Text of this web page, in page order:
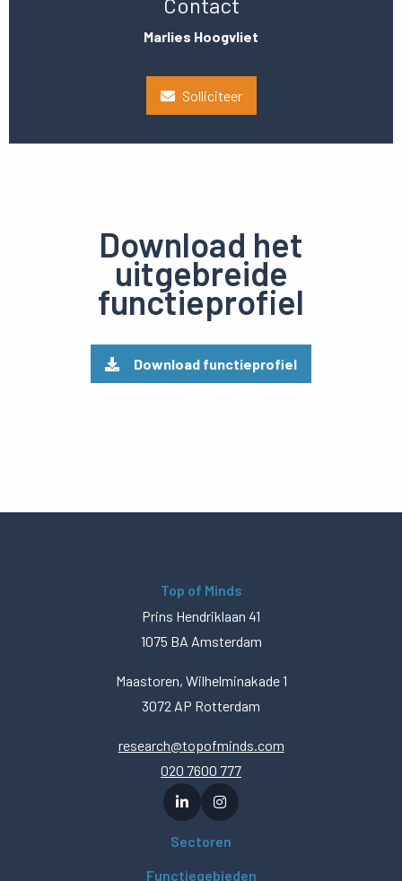
Marlies Hoogvliet
Solliciteer
Download het
uitgebreide
functieprofiel
Download functieprofiel
Top of Minds
Prins Hendriklaan 41
1075 BA Amsterdam
Maastoren, Wilhelminakade 1
3072 AP Rotterdam
research@topofminds.com
020 7600 777
Sectoren
Functiegebieden